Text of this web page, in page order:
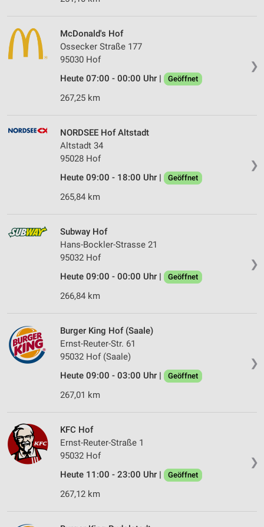
❯
McDonald's Hof
Ossecker Straße 177
95030 Hof
Heute 07:00 - 00:00 Uhr |
Geöffnet
267,25 km
❯
NORDSEE Hof Altstadt
Altstadt 34
95028 Hof
Heute 09:00 - 18:00 Uhr |
Geöffnet
265,84 km
❯
Subway Hof
Hans-Bockler-Strasse 21
95032 Hof
Heute 09:00 - 00:00 Uhr |
Geöffnet
266,84 km
❯
Burger King Hof (Saale)
Ernst-Reuter-Str. 61
95032 Hof (Saale)
Heute 09:00 - 03:00 Uhr |
Geöffnet
267,01 km
❯
KFC Hof
Ernst-Reuter-Straße 1
95032 Hof
Heute 11:00 - 23:00 Uhr |
Geöffnet
267,12 km